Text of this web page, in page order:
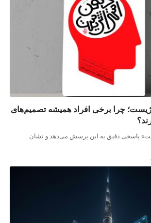
چرا برخی افراد همیشه تصمیم‌های
پاسخی دقیق به این پرسش می‌دهد و نشان